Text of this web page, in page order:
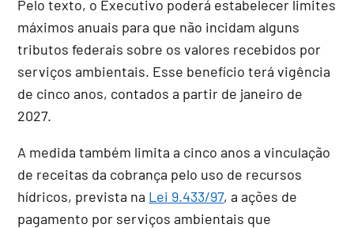
Pelo texto, o Executivo poderá estabelecer limites
máximos anuais para que não incidam alguns
tributos federais sobre os valores recebidos por
serviços ambientais. Esse benefício terá vigência
de cinco anos, contados a partir de janeiro de
2027.
A medida também limita a cinco anos a vinculação
de receitas da cobrança pelo uso de recursos
hídricos, prevista na Lei 9.433/97, a ações de
pagamento por serviços ambientais que